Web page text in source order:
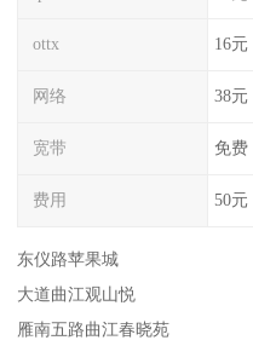
ottx 16元
网络 38元
宽带 免费
费用 50元
东仪路苹果城
大道曲江观山悦
雁南五路曲江春晓苑